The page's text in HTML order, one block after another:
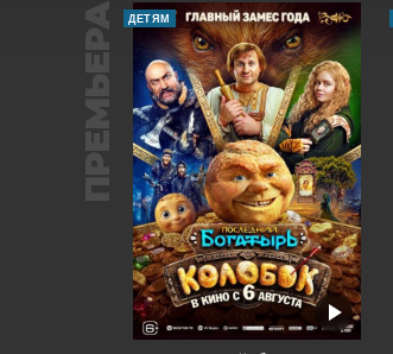
ПРЕМЬЕРА ДЕТЯМ